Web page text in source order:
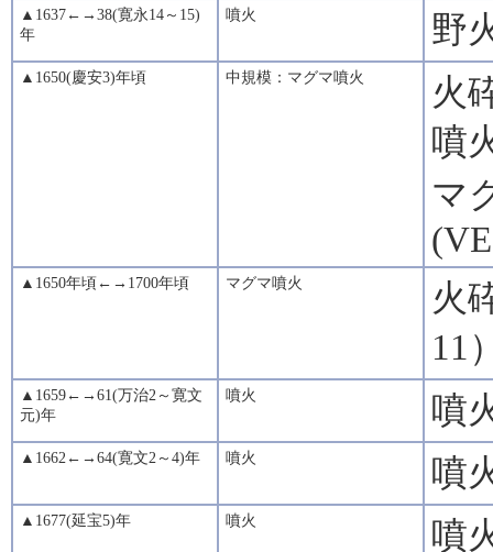
▲1637←→38(寛永14～15)
年
噴火 野
▲1650(慶安3)年頃 中規模：マグマ噴火
火
噴
マ
▲1650年頃←→1700年頃 マグマ噴火
火
11
▲1659←→61(万治2～寛文
元)年
噴火 噴
▲1662←→64(寛文2～4)年 噴火 噴
▲1677(延宝5)年 噴火 噴